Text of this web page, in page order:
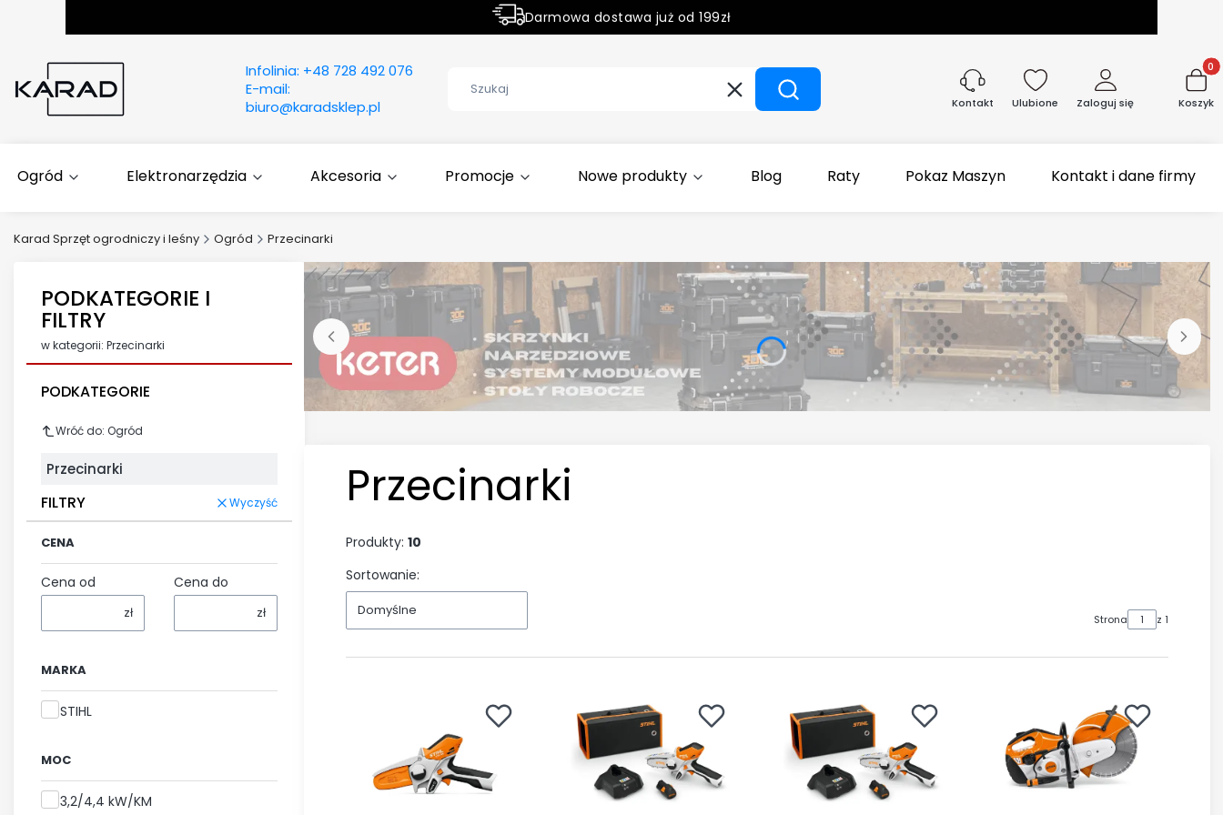
Darmowa dostawa już od 199zł
Infolinia: +48 728 492 076
E-mail:
biuro@karadsklep.pl
WyczyśćSzukaj Kontakt Ulubione Zaloguj się Koszyk
Ogród Elektronarzędzia Akcesoria Promocje Nowe produkty Blog Raty Pokaz Maszyn Kontakt i dane firmy
Karad Sprzęt ogrodniczy i leśny Ogród Przecinarki
PODKATEGORIE I
FILTRY
w kategorii: Przecinarki
PODKATEGORIE
Wróć do: Ogród
Przecinarki
FILTRY Wyczyść
CENA
Cena od
zł
Cena do
zł
MARKA
Marka
STIHL
MOC
Moc3,2/4,4 kW/KM
Przecinarki
Produkty: 10
Sortowanie:
Domyślne
Strona z 1